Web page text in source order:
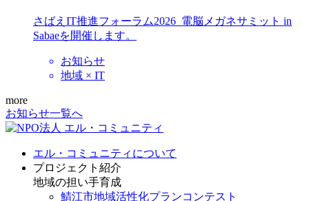
さばえIT推進フォーラム2026_電脳メガネサミット in
Sabaeを開催します。
お知らせ
地域 × IT
more
お知らせ一覧へ
エル・コミュニティについて
プロジェクト紹介
地域の担い手育成
鯖江市地域活性化プランコンテスト